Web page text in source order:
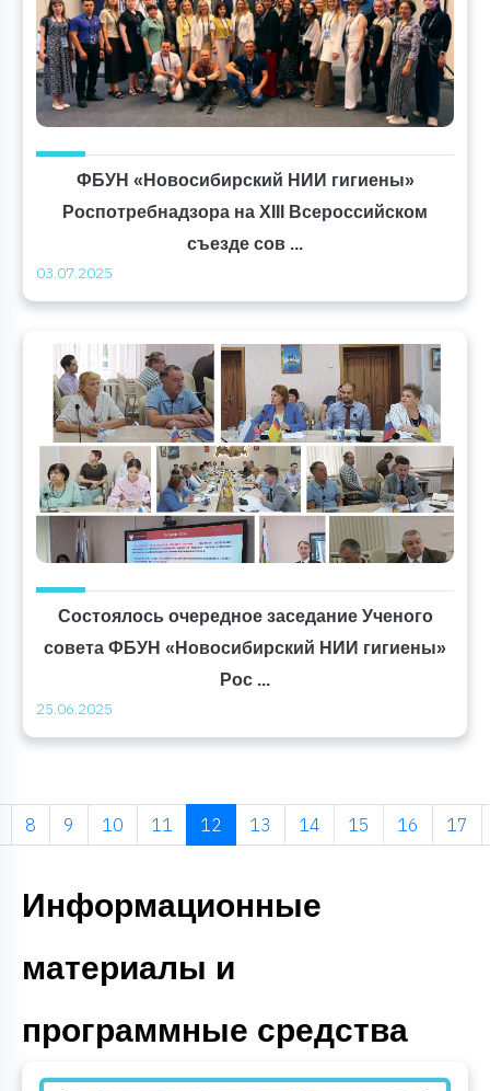
ФБУН «Новосибирский НИИ гигиены»
Роспотребнадзора на XIII Всероссийском
съезде сов ...
03.07.2025
Состоялось очередное заседание Ученого
совета ФБУН «Новосибирский НИИ гигиены»
Рос ...
25.06.2025
8 9 10 11 12 13 14 15 16 17
Информационные
материалы и
программные средства